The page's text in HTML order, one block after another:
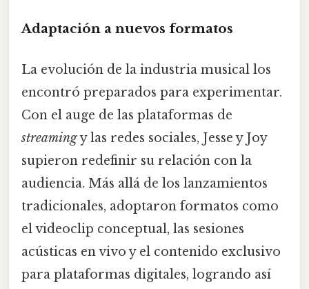
Adaptación a nuevos formatos
La evolución de la industria musical los
encontró preparados para experimentar.
Con el auge de las plataformas de
streamingy las redes sociales, Jesse y Joy
supieron redefinir su relación con la
audiencia. Más allá de los lanzamientos
tradicionales, adoptaron formatos como
el videoclip conceptual, las sesiones
acústicas en vivo y el contenido exclusivo
para plataformas digitales, logrando así